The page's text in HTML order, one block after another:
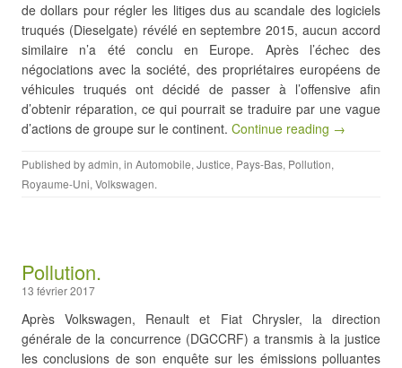
de dollars pour régler les litiges dus au scandale des logiciels
truqués (Dieselgate) révélé en septembre 2015, aucun accord
similaire n’a été conclu en Europe. Après l’échec des
négociations avec la société, des propriétaires européens de
véhicules truqués ont décidé de passer à l’offensive afin
d’obtenir réparation, ce qui pourrait se traduire par une vague
d’actions de groupe sur le continent. Continue reading →
Published byadmin, in Automobile, Justice, Pays-Bas, Pollution,
Royaume-Uni, Volkswagen.
Pollution.
13 février 2017
Après Volkswagen, Renault et Fiat Chrysler, la direction
générale de la concurrence (DGCCRF) a transmis à la justice
les conclusions de son enquête sur les émissions polluantes